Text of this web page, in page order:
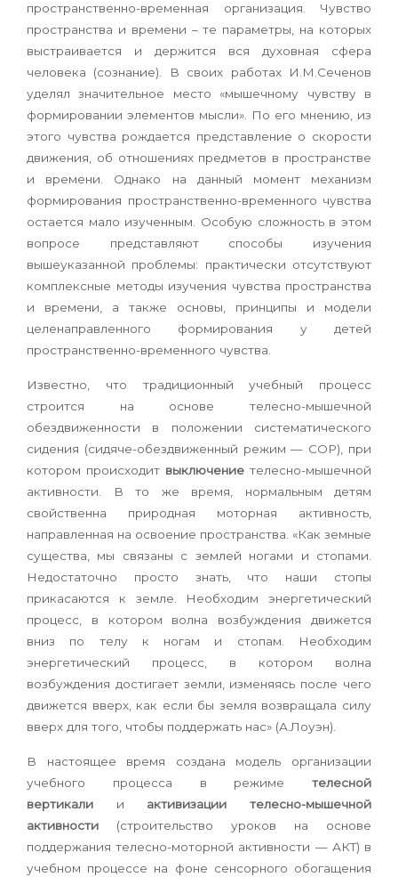
пространственно-временная организация. Чувство
пространства и времени – те параметры, на которых
выстраивается и держится вся духовная сфера
человека (сознание). В своих работах И.М.Сеченов
уделял значительное место «мышечному чувству в
формировании элементов мысли». По его мнению, из
этого чувства рождается представление о скорости
движения, об отношениях предметов в пространстве
и времени. Однако на данный момент механизм
формирования пространственно-временного чувства
остается мало изученным. Особую сложность в этом
вопросе представляют способы изучения
вышеуказанной проблемы: практически отсутствуют
комплексные методы изучения чувства пространства
и времени, а также основы, принципы и модели
целенаправленного формирования у детей
пространственно-временного чувства.
Известно, что традиционный учебный процесс
строится на основе телесно-мышечной
обездвиженности в положении систематического
сидения (сидяче-обездвиженный режим — СОР), при
котором происходит выключение телесно-мышечной
активности. В то же время, нормальным детям
свойственна природная моторная активность,
направленная на освоение пространства. «Как земные
существа, мы связаны с землей ногами и стопами.
Недостаточно просто знать, что наши стопы
прикасаются к земле. Необходим энергетический
процесс, в котором волна возбуждения движется
вниз по телу к ногам и стопам. Необходим
энергетический процесс, в котором волна
возбуждения достигает земли, изменяясь после чего
движется вверх, как если бы земля возвращала силу
вверх для того, чтобы поддержать нас» (А.Лоуэн).
В настоящее время создана модель организации
учебного процесса в режиме телесной
вертикали и активизации телесно-мышечной
активности (строительство уроков на основе
поддержания телесно-моторной активности — АКТ) в
учебном процессе на фоне сенсорного обогащения